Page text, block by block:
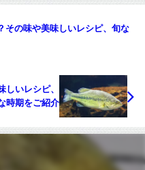
その味や美味しいレシピ、旬な
しいレシピ、
時期をご紹介